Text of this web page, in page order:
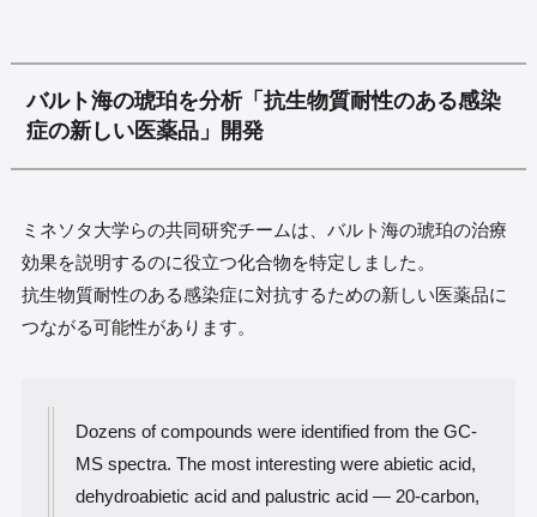
バルト海の琥珀を分析「抗生物質耐性のある感染
症の新しい医薬品」開発
ミネソタ大学らの共同研究チームは、バルト海の琥珀の治療
効果を説明するのに役立つ化合物を特定しました。
抗生物質耐性のある感染症に対抗するための新しい医薬品に
つながる可能性があります。
Dozens of compounds were identified from the GC-
MS spectra. The most interesting were abietic acid,
dehydroabietic acid and palustric acid — 20-carbon,